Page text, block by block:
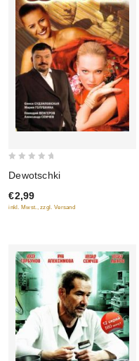
of
5
Dewotschki
€2,99
inkl. Mwst., zzgl. Versand